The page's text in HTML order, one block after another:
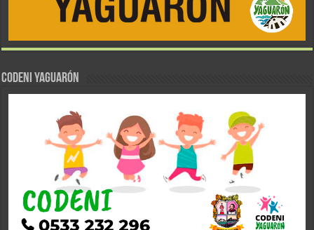
CODENI YAGUARÓN